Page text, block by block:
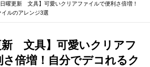
日曜更新 文具】可愛いクリアファイルで便利さ倍増！
ルのアレンジ3選
新 文具】可愛いクリアフ
さ倍増！自分でデコれるク